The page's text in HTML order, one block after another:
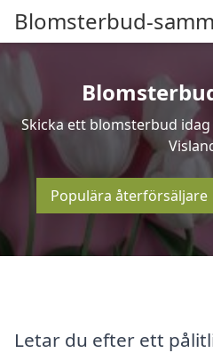
Blomsterbud-
Skicka ett blomsterbud
Populära återförsäljare
Letar du efter ett